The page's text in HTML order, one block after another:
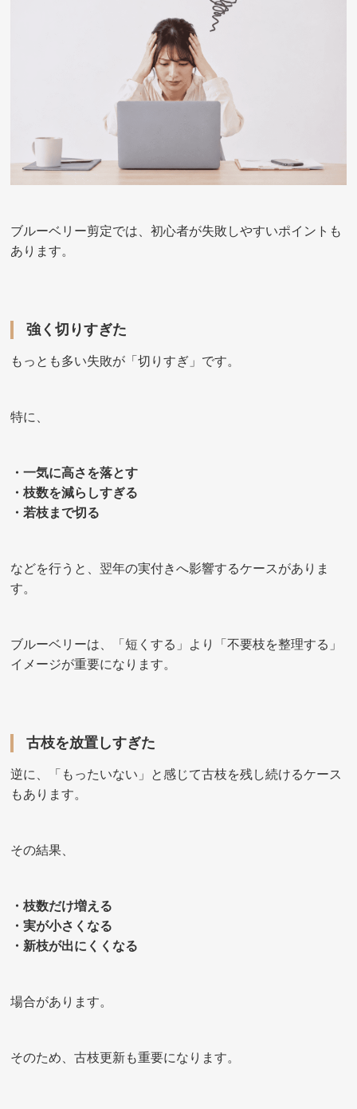
ブルーベリー剪定では、初心者が失敗しやすいポイントも
あります。
強く切りすぎた
もっとも多い失敗が「切りすぎ」です。
特に、
・一気に高さを落とす
・枝数を減らしすぎる
・若枝まで切る
などを行うと、翌年の実付きへ影響するケースがありま
す。
ブルーベリーは、「短くする」より「不要枝を整理する」
イメージが重要になります。
古枝を放置しすぎた
逆に、「もったいない」と感じて古枝を残し続けるケース
もあります。
その結果、
・枝数だけ増える
・実が小さくなる
・新枝が出にくくなる
場合があります。
そのため、古枝更新も重要になります。